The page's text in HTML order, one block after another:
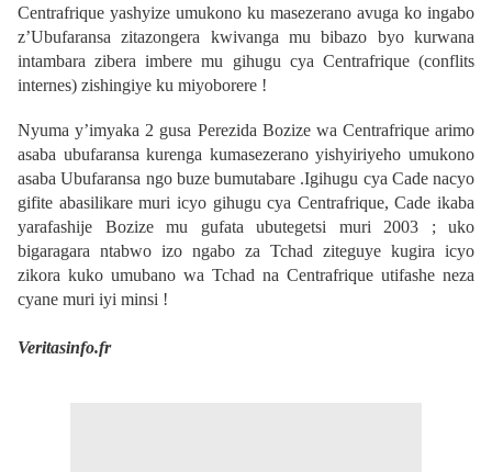
Centrafrique yashyize umukono ku masezerano avuga ko ingabo
z’Ubufaransa zitazongera kwivanga mu bibazo byo kurwana
intambara zibera imbere mu gihugu cya Centrafrique (conflits
internes) zishingiye ku miyoborere !
Nyuma y’imyaka 2 gusa Perezida Bozize wa Centrafrique arimo
asaba ubufaransa kurenga kumasezerano yishyiriyeho umukono
asaba Ubufaransa ngo buze bumutabare .Igihugu cya Cade nacyo
gifite abasilikare muri icyo gihugu cya Centrafrique, Cade ikaba
yarafashije Bozize mu gufata ubutegetsi muri 2003 ; uko
bigaragara ntabwo izo ngabo za Tchad ziteguye kugira icyo
zikora kuko umubano wa Tchad na Centrafrique utifashe neza
cyane muri iyi minsi !
Veritasinfo.fr